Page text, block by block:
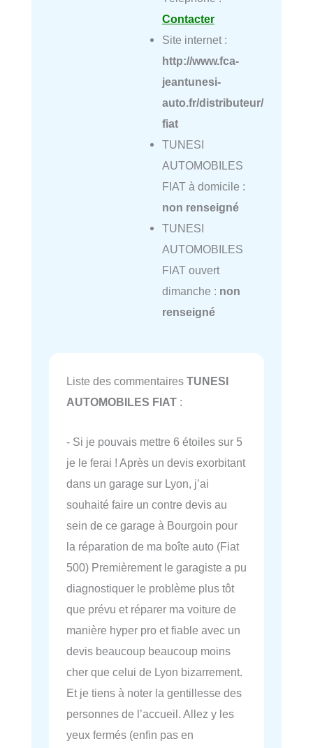
Contacter
Site internet :
http://www.fca-
jeantunesi-
auto.fr/distributeur/
fiat
TUNESI
AUTOMOBILES
FIAT à domicile :
non renseigné
TUNESI
AUTOMOBILES
FIAT ouvert
dimanche : non
renseigné
Liste des commentaires TUNESI
AUTOMOBILES FIAT :
- Si je pouvais mettre 6 étoiles sur 5
je le ferai ! Après un devis exorbitant
dans un garage sur Lyon, j’ai
souhaité faire un contre devis au
sein de ce garage à Bourgoin pour
la réparation de ma boîte auto (Fiat
500) Premièrement le garagiste a pu
diagnostiquer le problème plus tôt
que prévu et réparer ma voiture de
manière hyper pro et fiable avec un
devis beaucoup beaucoup moins
cher que celui de Lyon bizarrement.
Et je tiens à noter la gentillesse des
personnes de l’accueil. Allez y les
yeux fermés (enfin pas en